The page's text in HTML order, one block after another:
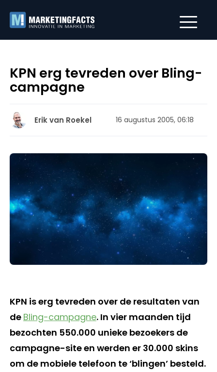
KPN erg tevreden over Bling-
campagne
Erik van Roekel 16 augustus 2005, 06:18
KPN is erg tevreden over de resultaten van
de Bling-campagne. In vier maanden tijd
bezochten 550.000 unieke bezoekers de
campagne-site en werden er 30.000 skins
om de mobiele telefoon te ‘blingen’ besteld.